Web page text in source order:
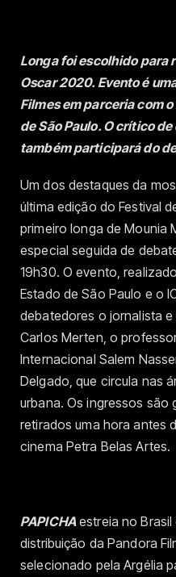
Longa foi escolhido para
Oscar 2020. Evento é
Filmes em parceria com
de São Paulo. O crítico
também participará do
Um dos destaques da
última edição do Festival
primeiro longa de Mounia
especial seguida de
19h30. O evento,
Estado de São Paulo e o
debatedores o jornalista
Carlos Merten, o
Internacional Salem
Delgado, que circula nas
urbana. Os ingressos são
retirados uma hora antes
cinema Petra Belas Artes.
PAPICHAestreia no Brasil
distribuição da Pandora
selecionado pela Argélia